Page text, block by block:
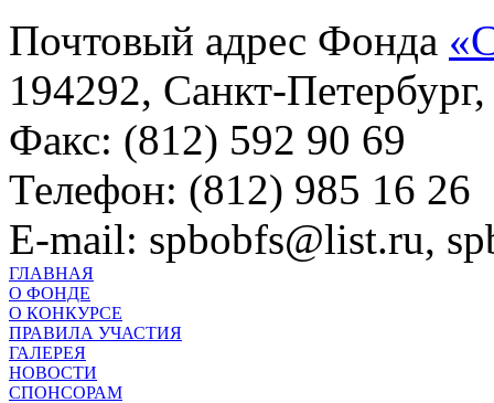
Почтовый адрес Фонда
194292, Санкт-
Факс: (812) 592 90 69
Телефон: (812) 985 16 26
E-mail: spbobfs@list.ru,
ГЛАВНАЯ
О ФОНДЕ
О КОНКУРСЕ
ПРАВИЛА УЧАСТИЯ
ГАЛЕРЕЯ
НОВОСТИ
СПОНСОРАМ